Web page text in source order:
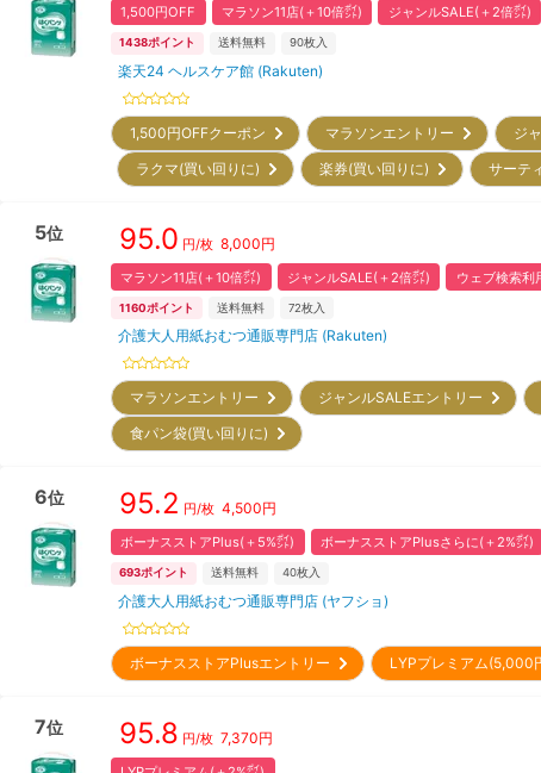
1,500円OFF マラソン11店(＋10倍㌽) ジャンルSALE(＋2倍㌽)
1438ポイント 送料無料 90枚入
楽天24 ヘルスケア館 (Rakuten)
1,500円OFFクーポン マラソンエントリー ジ
ラクマ(買い回りに)
楽券(買い回りに) サーテ
5位 95.0 円/枚 8,000円
マラソン11店(＋10倍㌽) ジャンルSALE(＋2倍㌽) ウェブ検索利
1160ポイント 送料無料 72枚入
介護大人用紙おむつ通販専門店 (Rakuten)
マラソンエントリー ジャンルSALEエントリー
食パン袋(買い回りに)
6位 95.2 円/枚 4,500円
ボーナスストアPlus(＋5%㌽) ボーナスストアPlusさらに(＋2%㌽)
693ポイント 送料無料 40枚入
介護大人用紙おむつ通販専門店 (ヤフショ)
ボーナスストアPlusエントリー LYPプレミアム
7位 95.8 円/枚 7,370円